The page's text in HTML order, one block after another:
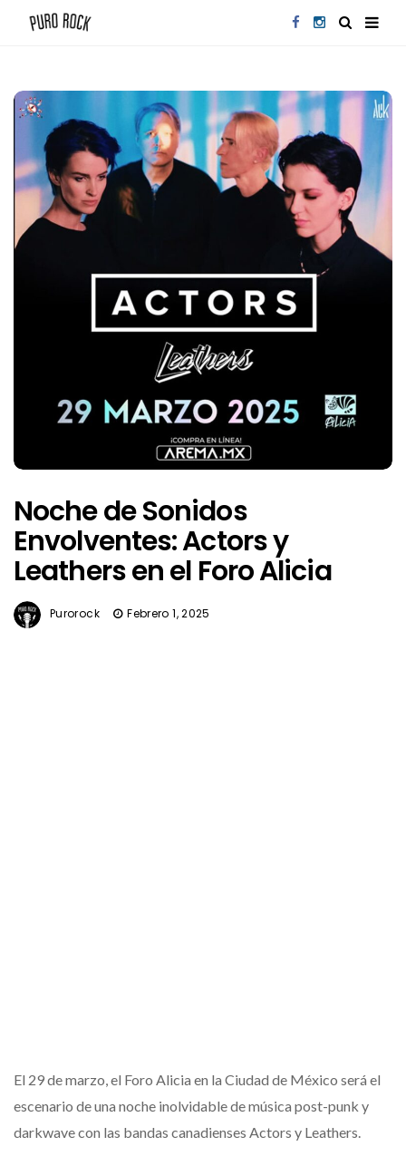
Noche de Sonidos
Envolventes: Actors y
Leathers en el Foro Alicia
Purorock Febrero 1, 2025
El 29 de marzo, el Foro Alicia en la Ciudad de México será el
escenario de una noche inolvidable de música post-punk y
darkwave con las bandas canadienses Actors y Leathers.